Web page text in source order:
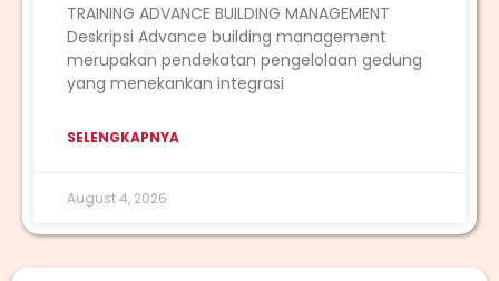
TRAINING ADVANCE BUILDING MANAGEMENT
Deskripsi Advance building management
merupakan pendekatan pengelolaan gedung
yang menekankan integrasi
SELENGKAPNYA
August 4, 2026